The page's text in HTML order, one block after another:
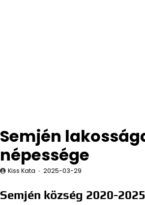
Semjén
népessége
Kiss Kata 2025-03-29
Semjén község 2020-